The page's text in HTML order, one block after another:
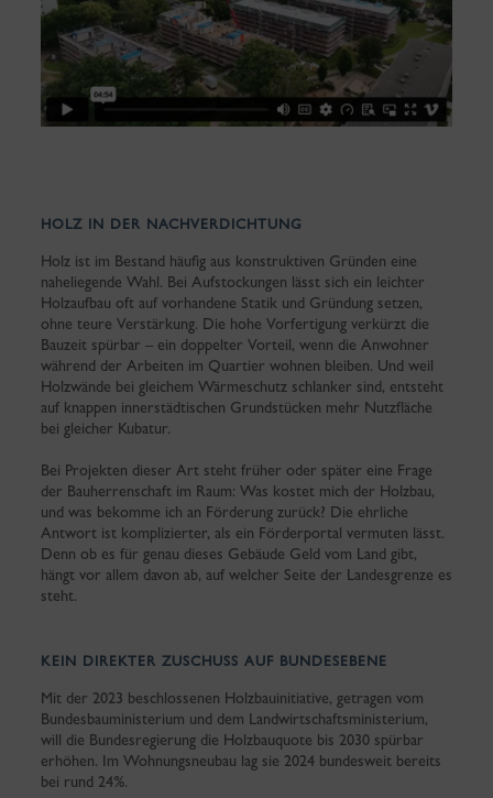
HOLZ IN DER NACHVERDICHTUNG
Holz ist im Bestand häufig aus konstruktiven Gründen eine
naheliegende Wahl. Bei Aufstockungen lässt sich ein leichter
Holzaufbau oft auf vorhandene Statik und Gründung setzen,
ohne teure Verstärkung. Die hohe Vorfertigung verkürzt die
Bauzeit spürbar – ein doppelter Vorteil, wenn die Anwohner
während der Arbeiten im Quartier wohnen bleiben. Und weil
Holzwände bei gleichem Wärmeschutz schlanker sind, entsteht
auf knappen innerstädtischen Grundstücken mehr Nutzfläche
bei gleicher Kubatur.
Bei Projekten dieser Art steht früher oder später eine Frage
der Bauherrenschaft im Raum: Was kostet mich der Holzbau,
und was bekomme ich an Förderung zurück? Die ehrliche
Antwort ist komplizierter, als ein Förderportal vermuten lässt.
Denn ob es für genau dieses Gebäude Geld vom Land gibt,
hängt vor allem davon ab, auf welcher Seite der Landesgrenze es
steht.
KEIN DIREKTER ZUSCHUSS AUF BUNDESEBENE
Mit der 2023 beschlossenen Holzbauinitiative, getragen vom
Bundesbauministerium und dem Landwirtschaftsministerium,
will die Bundesregierung die Holzbauquote bis 2030 spürbar
erhöhen. Im Wohnungsneubau lag sie 2024 bundesweit bereits
bei rund 24%.